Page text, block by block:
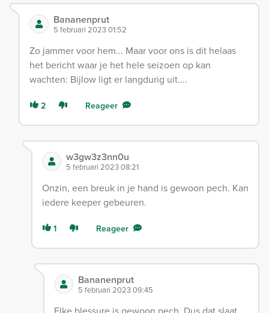
Bananenprut
5 februari 2023 01:52
Zo jammer voor hem... Maar voor ons is dit helaas
het bericht waar je het hele seizoen op kan
wachten: Bijlow ligt er langdurig uit....
2 Reageer
w3gw3z3nn0u
5 februari 2023 08:21
Onzin, een breuk in je hand is gewoon pech. Kan
iedere keeper gebeuren.
1 Reageer
Bananenprut
5 februari 2023 09:45